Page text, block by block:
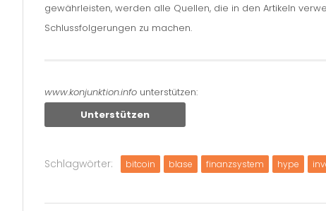
gewährleisten, werden alle Quellen, die in den Artikeln
Schlussfolgerungen zu machen.
www.konjunktion.info unterstützen:
Unterstützen
Schlagwörter: bitcoin blase finanzsystem hype